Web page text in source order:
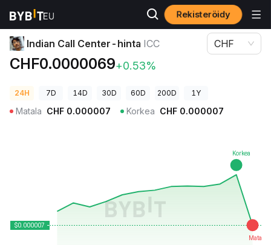
Rekisteröidy
Kryptohinnat Indian Call Center-hinta ICC
Indian Call Center-hinta ICC
CHF0.0000069+0.53%
CHF
24H 7D 14D 30D 60D 200D 1Y
Matala CHF 0.000007 Korkea CHF 0.000007